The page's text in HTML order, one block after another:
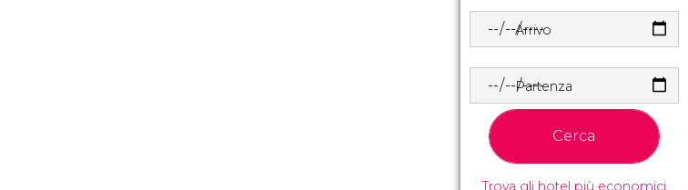
Arrivo
Partenza
Cerca
Trova gli hotel più economici